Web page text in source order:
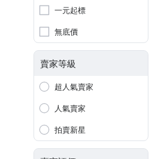
一元起標
無底價
賣家等級
超人氣賣家
人氣賣家
拍賣新星